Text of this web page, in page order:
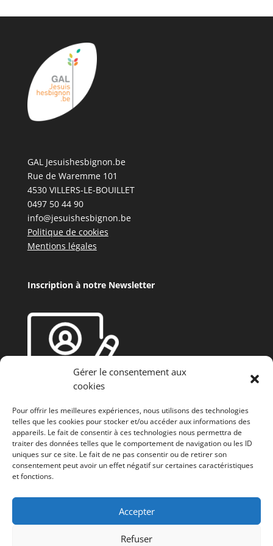
Gérer le consentement aux
cookies
Pour offrir les meilleures expériences, nous utilisons des technologies
telles que les cookies pour stocker et/ou accéder aux informations des
appareils. Le fait de consentir à ces technologies nous permettra de
traiter des données telles que le comportement de navigation ou les ID
uniques sur ce site. Le fait de ne pas consentir ou de retirer son
consentement peut avoir un effet négatif sur certaines caractéristiques
et fonctions.
Accepter
Refuser
GAL Jesuishesbignon.be
Rue de Waremme 101
4530 VILLERS-LE-BOUILLET
0497 50 44 90
info@jesuishesbignon.be
Politique de cookies
Mentions légales
Inscription à notre Newsletter
(FEADER) : L’Europe investit dans les zones rurales